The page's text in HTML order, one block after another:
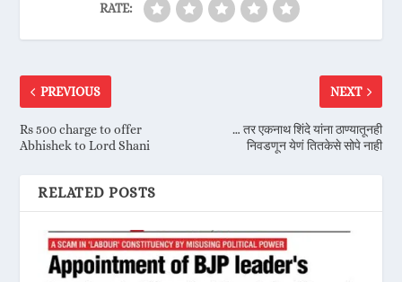
RATE:
PREVIOUS
Rs 500 charge to offer
Abhishek to Lord Shani
NEXT
… तर एकनाथ शिंदे यांना ठाण्यातूनही
निवडणून येणं तितकेसे सोपे नाही
RELATED POSTS